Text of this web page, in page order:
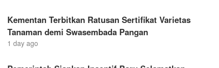
Kementan Terbitkan Ratusan Sertifikat Varietas
Tanaman demi Swasembada Pangan
1 day ago